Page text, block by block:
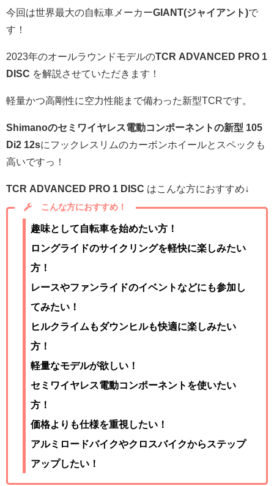
今回は世界最大の自転車メーカーGIANT(ジャイアント)で
す！
2023年のオールラウンドモデルのTCR ADVANCED PRO 1
DISC を解説させていただきます！
軽量かつ高剛性に空力性能まで備わった新型TCRです。
Shimanoのセミワイヤレス電動コンポーネントの新型 105
Di2 12sにフックレスリムのカーボンホイールとスペックも
高いですっ！
TCR ADVANCED PRO 1 DISC はこんな方におすすめ↓
こんな方におすすめ！
趣味として自転車を始めたい方！
ロングライドのサイクリングを軽快に楽しみたい
方！
レースやファンライドのイベントなどにも参加し
てみたい！
ヒルクライムもダウンヒルも快適に楽しみたい
方！
軽量なモデルが欲しい！
セミワイヤレス電動コンポーネントを使いたい
方！
価格よりも仕様を重視したい！
アルミロードバイクやクロスバイクからステップ
アップしたい！